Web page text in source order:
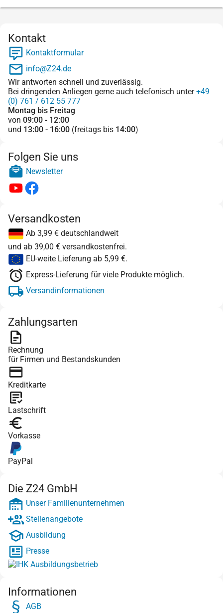
Kontakt
Kontaktformular
info@Z24.de
Wir antworten schnell und zuverlässig.
Bei dringenden Anliegen gerne auch telefonisch unter+49
(0) 761 / 612 55 777
Montag bis Freitag
von 09:00 - 12:00
und 13:00 - 16:00 (freitags bis 14:00)
Folgen Sie uns
Newsletter
Versandkosten
Ab 3,99 € deutschlandweit
und ab 39,00 € versandkostenfrei.
EU-weite Lieferung ab 5,99 €.
Express-Lieferung für viele Produkte möglich.
Versandinformationen
Zahlungsarten
Rechnung
für Firmen und Bestandskunden
Kreditkarte
Lastschrift
Vorkasse
PayPal
Die Z24 GmbH
Unser Familienunternehmen
Stellenangebote
Ausbildung
Presse
Informationen
AGB